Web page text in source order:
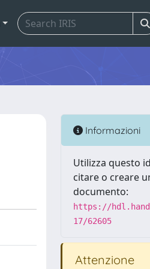
Informazioni
Utilizza questo
citare o creare
documento:
https://
17/62605
Attenzione